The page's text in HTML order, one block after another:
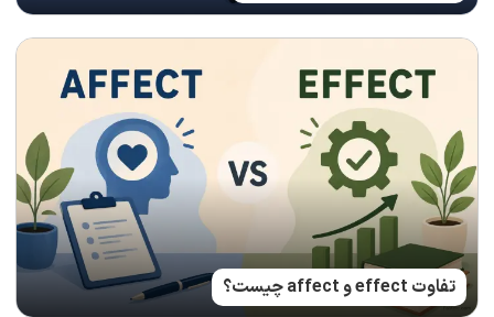
تفاوت effect و affect چیست؟